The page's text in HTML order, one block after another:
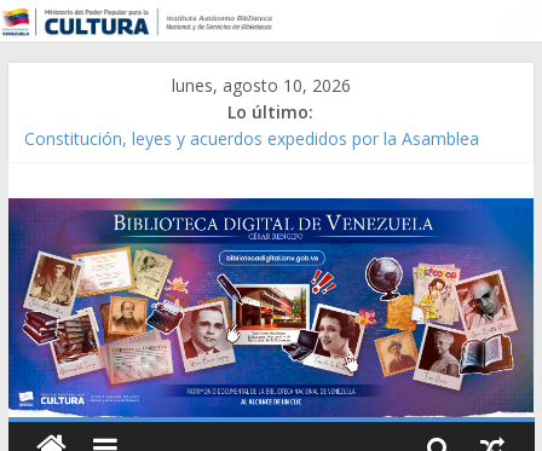
lunes, agosto 10, 2026
Lo último:
Constitución, leyes y acuerdos expedidos por la Asamblea
Modesta Bor Sánchez [material gráfico]
Gaceta Oficial de la República de Venezuela año CXXXIII Mes V,
Caracas 09 de marzo de 2006 N° 38.394
Catálogo temático de obras de Modesta Bor